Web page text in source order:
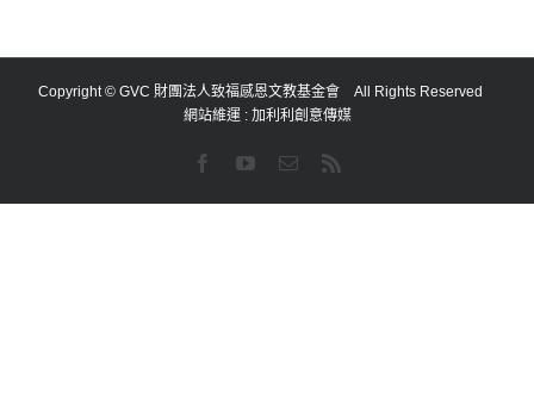
Copyright © GVC 財團法人致福感恩文教基金會 All Rights Reserved
網站維運 : 加利利創意傳媒
FacebookYouTube
Email: